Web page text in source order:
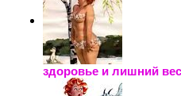
здоровье и лишний вес